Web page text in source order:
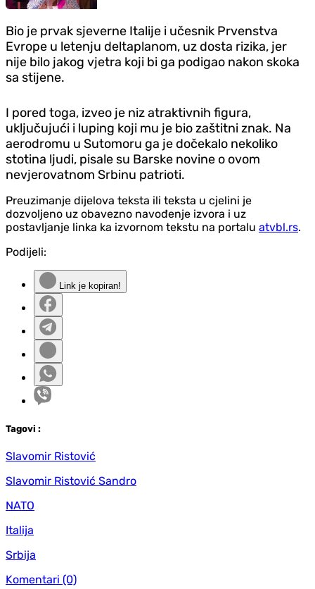
Bio je prvak sjeverne Italije i učesnik Prvenstva
Evrope u letenju deltaplanom, uz dosta rizika, jer
nije bilo jakog vjetra koji bi ga podigao nakon skoka
sa stijene.
I pored toga, izveo je niz atraktivnih figura,
uključujući i luping koji mu je bio zaštitni znak. Na
aerodromu u Sutomoru ga je dočekalo nekoliko
stotina ljudi, pisale su Barske novine o ovom
nevjerovatnom Srbinu patrioti.
Preuzimanje dijelova teksta ili teksta u cjelini je
dozvoljeno uz obavezno navođenje izvora i uz
postavljanje linka ka izvornom tekstu na portalu atvbl.rs.
Podijeli:
Link je kopiran!
Tagovi :
Slavomir Ristović
Slavomir Ristović Sandro
NATO
Italija
Srbija
Komentari (0)